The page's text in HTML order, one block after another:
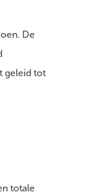
De
geleid tot
totale